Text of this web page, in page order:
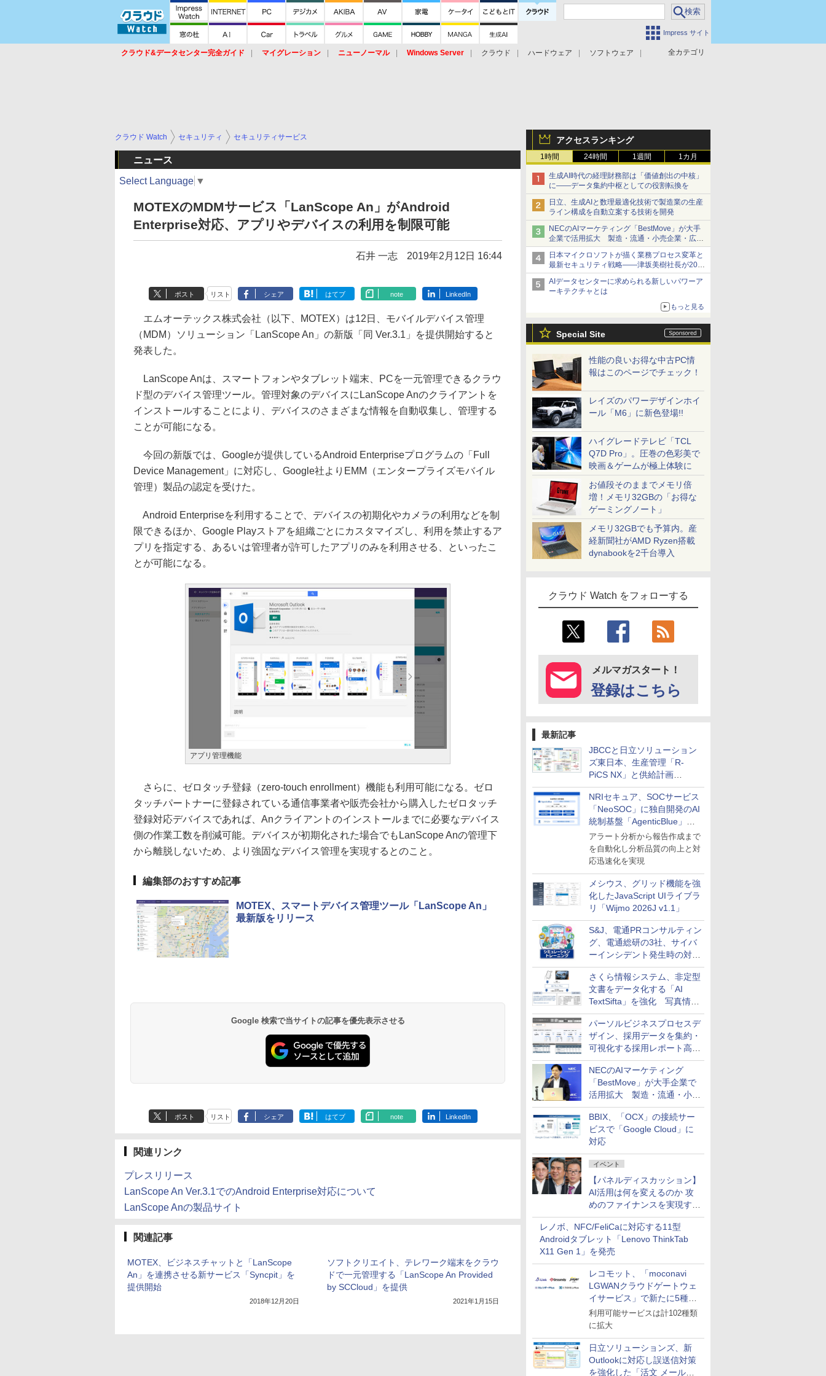
Impress サイト
全カテゴリ
クラウド&データセンター完全ガイド マイグレーション ニューノーマル Windows Server クラウド ハードウェア
ソフトウェア
アクセスランキング
1時間 24時間 1週間 1カ月
生成AI時代の経理財務部は「価値創出の中核」
に――データ集約中枢としての役割転換を
日立、生成AIと数理最適化技術で製造業の生産
ライン構成を自動立案する技術を開発
NECのAIマーケティング「BestMove」が大手
企業で活用拡大 製造・流通・小売企業・広告
代理店などが実装フェーズへ
日本マイクロソフトが描く業務プロセス変革と
最新セキュリティ戦略――津坂美樹社長が2027
年度戦略を説明
AIデータセンターに求められる新しいパワーア
ーキテクチャとは
もっと見る
Special Site
性能の良いお得な中古PC情
報はこのページでチェック！
レイズのパワーデザインホイ
ール「M6」に新色登場!!
ハイグレードテレビ「TCL
Q7D Pro」。圧巻の色彩美で
映画＆ゲームが極上体験に
お値段そのままでメモリ倍
増！メモリ32GBの「お得な
ゲーミングノート」
メモリ32GBでも予算内。産
経新聞社がAMD Ryzen搭載
dynabookを2千台導入
クラウド Watch をフォローする
メルマガスタート！
登録はこちら
最新記事
JBCCと日立ソリューション
ズ東日本、生産管理「R-
PiCS NX」と供給計画
「scSQUARE ISP」の連携サ
ービスを提供開始
NRIセキュア、SOCサービス
「NeoSOC」に独自開発のAI
統制基盤「AgenticBlue」を
導入
アラート分析から報告作成まで
を自動化し分析品質の向上と対
応迅速化を実現
メシウス、グリッド機能を強
化したJavaScript UIライブラ
リ「Wijmo 2026J v1.1」
S&J、電通PRコンサルティン
グ、電通総研の3社、サイバ
ーインシデント発生時の対応
と危機管理広報を一体的に訓
練するプログラムを提供
さくら情報システム、非定型
文書をデータ化する「AI
TextSifta」を強化 写真情報
のデータ化などに対応
パーソルビジネスプロセスデ
ザイン、採用データを集約・
可視化する採用レポート高速
化サービスを提供
NECのAIマーケティング
「BestMove」が大手企業で
活用拡大 製造・流通・小売
企業・広告代理店などが実装
フェーズへ
BBIX、「OCX」の接続サー
ビスで「Google Cloud」に
対応
イベント
【パネルディスカッション】
AI活用は何を変えるのか 攻
めのファイナンスを実現する
業務設計とマインドセット変
革
レノボ、NFC/FeliCaに対応する11型
Androidタブレット「Lenovo ThinkTab
X11 Gen 1」を発売
レコモット、「moconavi
LGWANクラウドゲートウェ
イサービス」で新たに5種類
のサービスと連携開始
利用可能サービスは計102種類
に拡大
日立ソリューションズ、新
Outlookに対応し誤送信対策
を強化した「活文 メール誤
クラウド Watch セキュリティ セキュリティサービス
ニュース
Select Language ▼
MOTEXのMDMサービス「LanScope An」がAndroid
Enterprise対応、アプリやデバイスの利用を制限可能
石井 一志 2019年2月12日 16:44
ポスト リスト シェア はてブ note LinkedIn
エムオーテックス株式会社（以下、MOTEX）は12日、モバイルデバイス管理
（MDM）ソリューション「LanScope An」の新版「同 Ver.3.1」を提供開始すると
発表した。
LanScope Anは、スマートフォンやタブレット端末、PCを一元管理できるクラウ
ド型のデバイス管理ツール。管理対象のデバイスにLanScope Anのクライアントを
インストールすることにより、デバイスのさまざまな情報を自動収集し、管理する
ことが可能になる。
今回の新版では、Googleが提供しているAndroid Enterpriseプログラムの「Full
Device Management」に対応し、Google社よりEMM（エンタープライズモバイル
管理）製品の認定を受けた。
Android Enterpriseを利用することで、デバイスの初期化やカメラの利用などを制
限できるほか、Google Playストアを組織ごとにカスタマイズし、利用を禁止するア
プリを指定する、あるいは管理者が許可したアプリのみを利用させる、といったこ
とが可能になる。
アプリ管理機能
さらに、ゼロタッチ登録（zero-touch enrollment）機能も利用可能になる。ゼロ
タッチパートナーに登録されている通信事業者や販売会社から購入したゼロタッチ
登録対応デバイスであれば、Anクライアントのインストールまでに必要なデバイス
側の作業工数を削減可能。デバイスが初期化された場合でもLanScope Anの管理下
から離脱しないため、より強固なデバイス管理を実現するとのこと。
編集部のおすすめ記事
MOTEX、スマートデバイス管理ツール「LanScope An」
最新版をリリース
Google 検索で当サイトの記事を優先表示させる
ポスト リスト シェア はてブ note LinkedIn
関連リンク
プレスリリース
LanScope An Ver.3.1でのAndroid Enterprise対応について
LanScope Anの製品サイト
関連記事
MOTEX、ビジネスチャットと「LanScope
An」を連携させる新サービス「Syncpit」を
提供開始
2018年12月20日
ソフトクリエイト、テレワーク端末をクラウ
ドで一元管理する「LanScope An Provided
by SCCloud」を提供
2021年1月15日